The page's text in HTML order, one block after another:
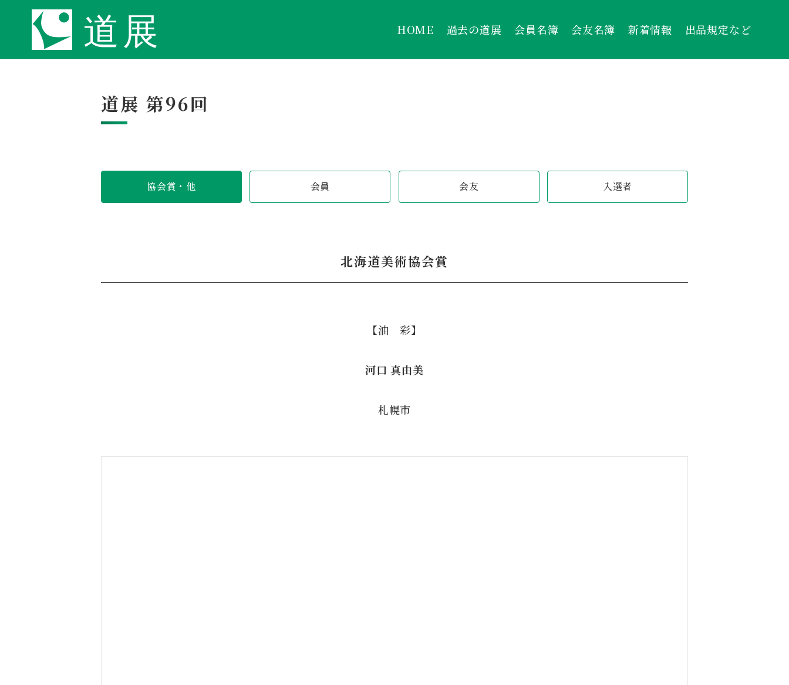
HOME 過去の道展 会員名簿 会友名簿 新着情報 出品規定など
道展 第96回
協会賞・他 会員 会友 入選者
北海道美術協会賞
【油 彩】
河口 真由美
札幌市